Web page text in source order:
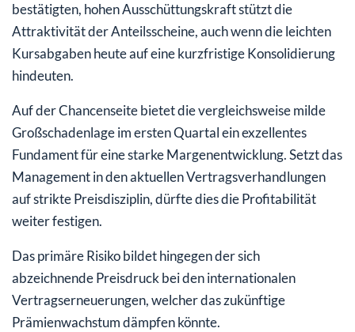
bestätigten, hohen Ausschüttungskraft stützt die
Attraktivität der Anteilsscheine, auch wenn die leichten
Kursabgaben heute auf eine kurzfristige Konsolidierung
hindeuten.
Auf der Chancenseite bietet die vergleichsweise milde
Großschadenlage im ersten Quartal ein exzellentes
Fundament für eine starke Margenentwicklung. Setzt das
Management in den aktuellen Vertragsverhandlungen
auf strikte Preisdisziplin, dürfte dies die Profitabilität
weiter festigen.
Das primäre Risiko bildet hingegen der sich
abzeichnende Preisdruck bei den internationalen
Vertragserneuerungen, welcher das zukünftige
Prämienwachstum dämpfen könnte.